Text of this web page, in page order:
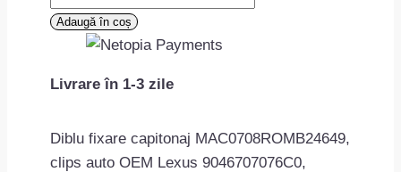
Diblu
fixare
MAC0708ROMB24649
Adaugă în coș
Livrare în 1-3 zile
Diblu fixare capitonaj MAC0708ROMB24649,
clips auto OEM Lexus 9046707076C0,